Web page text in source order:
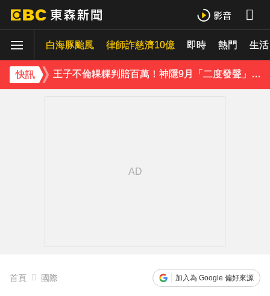
白海豚颱風 律師詐慈濟10億 即時 熱門 生活
快訊
下載東森App，隨時掌握天下大小事！
小24歲女友背景遭起底！姜厚任12點聲明「駁小三傳聞」：你在講三小？
王子不倫粿粿判賠百萬！神隱9月「二度發聲」：行過死陰的幽谷
首頁 國際 加入為 Google 偏好來源